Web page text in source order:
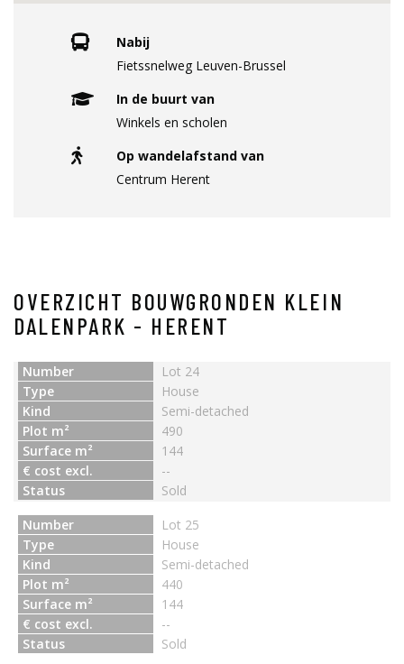
Nabij
Fietssnelweg Leuven-Brussel
In de buurt van
Winkels en scholen
Op wandelafstand van
Centrum Herent
OVERZICHT BOUWGRONDEN KLEIN
DALENPARK - HERENT
Number
Lot 24
Type
House
Kind
Semi-detached
Plot m²
490
Surface m²
144
€ cost excl.
--
Status
Sold
Number
Lot 25
Type
House
Kind
Semi-detached
Plot m²
440
Surface m²
144
€ cost excl.
--
Status
Sold